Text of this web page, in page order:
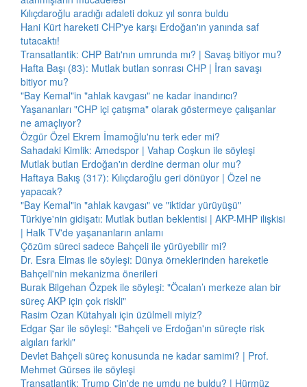
Kılıçdaroğlu aradığı adaleti dokuz yıl sonra buldu
Hani Kürt hareketi CHP'ye karşı Erdoğan'ın yanında saf
tutacaktı!
Transatlantik: CHP Batı'nın umrunda mı? | Savaş bitiyor mu?
Hafta Başı (83): Mutlak butlan sonrası CHP | İran savaşı
bitiyor mu?
"Bay Kemal"in "ahlak kavgası" ne kadar inandırıcı?
Yaşananları "CHP içi çatışma" olarak göstermeye çalışanlar
ne amaçlıyor?
Özgür Özel Ekrem İmamoğlu'nu terk eder mi?
Sahadaki Kimlik: Amedspor | Vahap Coşkun ile söyleşi
Mutlak butlan Erdoğan'ın derdine derman olur mu?
Haftaya Bakış (317): Kılıçdaroğlu geri dönüyor | Özel ne
yapacak?
"Bay Kemal"in "ahlak kavgası" ve "iktidar yürüyüşü"
Türkiye'nin gidişatı: Mutlak butlan beklentisi | AKP-MHP ilişkisi
| Halk TV'de yaşananların anlamı
Çözüm süreci sadece Bahçeli ile yürüyebilir mi?
Dr. Esra Elmas ile söyleşi: Dünya örneklerinden hareketle
Bahçeli'nin mekanizma önerileri
Burak Bilgehan Özpek ile söyleşi: "Öcalan’ı merkeze alan bir
süreç AKP için çok riskli"
Rasim Ozan Kütahyalı için üzülmeli miyiz?
Edgar Şar ile söyleşi: "Bahçeli ve Erdoğan'ın süreçte risk
algıları farklı"
Devlet Bahçeli süreç konusunda ne kadar samimi? | Prof.
Mehmet Gürses ile söyleşi
Transatlantik: Trump Çin'de ne umdu ne buldu? | Hürmüz